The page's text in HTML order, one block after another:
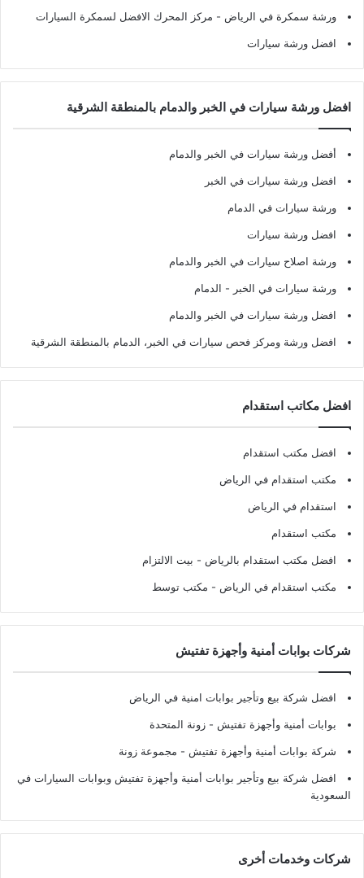
ورشة سمكرة في الرياض - مركز المحرك الافضل لسمكرة السيارات
افضل ورشة سيارات
افضل ورشة سيارات في الخبر والدمام بالمنطقة الشرقية
أفضل ورشة سيارات في الخبر والدمام
افضل ورشة سيارات في الخبر
ورشة سيارات في الدمام
افضل ورشة سيارات
ورشة اصلاح سيارات في الخبر والدمام
ورشة سيارات في الخبر - الدمام
افضل ورشة سيارات في الخبر والدمام
افضل ورشة ومركز فحص سيارات في الخبر، الدمام بالمنطقة الشرقية
افضل مكاتب استقدام
افضل مكتب استقدام
مكتب استقدام في الرياض
استقدام في الرياض
مكتب استقدام
افضل مكتب استقدام بالرياض - بيت الالتزام
مكتب استقدام في الرياض - مكتب توسط
شركات بوابات أمنية وأجهزة تفتيش
افضل شركة بيع وتأجير بوابات امنية في الرياض
بوابات أمنية وأجهزة تفتيش - زونة المتحدة
شركة بوابات أمنية وأجهزة تفتيش - مجموعة زونة
افضل شركة بيع وتأجير بوابات أمنية وأجهزة تفتيش وبوابات السيارات في
السعودية
شركات وخدمات أخرى